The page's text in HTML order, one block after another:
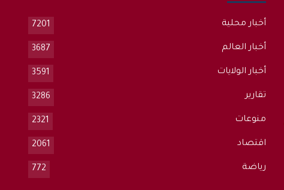
أخبار محلية 7201
أخبار العالم 3687
أخبار الولايات 3591
تقارير 3286
منوعات 2321
اقتصاد 2061
رياضة 772